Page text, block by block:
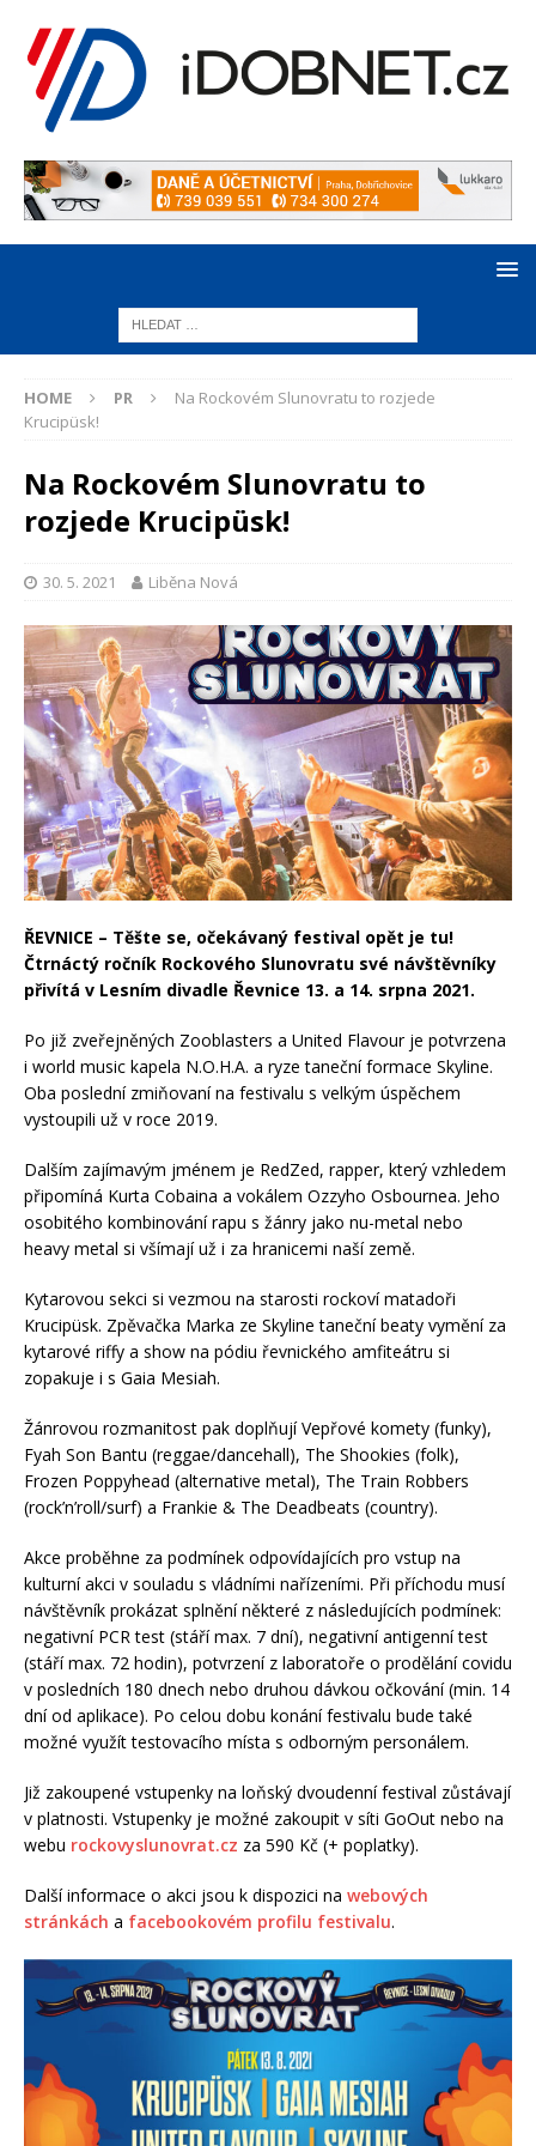
HOME PR
Na Rockovém Slunovratu to rozjede
Krucipüsk!
Na Rockovém Slunovratu to
rozjede Krucipüsk!
30. 5. 2021 Liběna Nová
ŘEVNICE – Těšte se, očekávaný festival opět je tu!
Čtrnáctý ročník Rockového Slunovratu své návštěvníky
přivítá v Lesním divadle Řevnice 13. a 14. srpna 2021.
Po již zveřejněných Zooblasters a United Flavour je potvrzena
i world music kapela N.O.H.A. a ryze taneční formace Skyline.
Oba poslední zmiňovaní na festivalu s velkým úspěchem
vystoupili už v roce 2019.
Dalším zajímavým jménem je RedZed, rapper, který vzhledem
připomíná Kurta Cobaina a vokálem Ozzyho Osbournea. Jeho
osobitého kombinování rapu s žánry jako nu-metal nebo
heavy metal si všímají už i za hranicemi naší země.
Kytarovou sekci si vezmou na starosti rockoví matadoři
Krucipüsk. Zpěvačka Marka ze Skyline taneční beaty vymění za
kytarové riffy a show na pódiu řevnického amfiteátru si
zopakuje i s Gaia Mesiah.
Žánrovou rozmanitost pak doplňují Vepřové komety (funky),
Fyah Son Bantu (reggae/dancehall), The Shookies (folk),
Frozen Poppyhead (alternative metal), The Train Robbers
(rock’n’roll/surf) a Frankie & The Deadbeats (country).
Akce proběhne za podmínek odpovídajících pro vstup na
kulturní akci v souladu s vládními nařízeními. Při příchodu musí
návštěvník prokázat splnění některé z následujících podmínek:
negativní PCR test (stáří max. 7 dní), negativní antigenní test
(stáří max. 72 hodin), potvrzení z laboratoře o prodělání covidu
v posledních 180 dnech nebo druhou dávkou očkování (min. 14
dní od aplikace). Po celou dobu konání festivalu bude také
možné využít testovacího místa s odborným personálem.
Již zakoupené vstupenky na loňský dvoudenní festival zůstávají
v platnosti. Vstupenky je možné zakoupit v síti GoOut nebo na
webu rockovyslunovrat.cz za 590 Kč (+ poplatky).
Další informace o akci jsou k dispozici na webových
stránkách a facebookovém profilu festivalu.